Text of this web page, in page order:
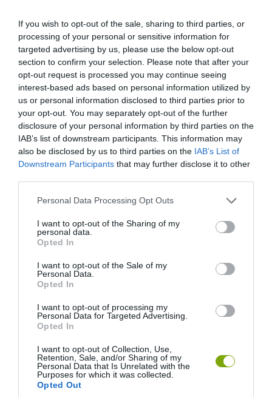
If you wish to opt-out of the sale, sharing to third parties, or
processing of your personal or sensitive information for
targeted advertising by us, please use the below opt-out
section to confirm your selection. Please note that after your
opt-out request is processed you may continue seeing
interest-based ads based on personal information utilized by
us or personal information disclosed to third parties prior to
your opt-out. You may separately opt-out of the further
disclosure of your personal information by third parties on the
IAB’s list of downstream participants. This information may
also be disclosed by us to third parties on the IAB’s List of
Downstream Participants that may further disclose it to other
Please note that this website/app uses one or more Google
not limited to your visit or usage behaviour. You may click to
grant or deny consent to Google and its third-party tags to
use your data for below specified purposes in below Google
consent section.
Personal Data Processing Opt Outs
I want to opt-out of the Sharing of my
personal data.
Opted In
I want to opt-out of the Sale of my
Personal Data.
Opted In
I want to opt-out of processing my
Personal Data for Targeted Advertising.
Opted In
I want to opt-out of Collection, Use,
Retention, Sale, and/or Sharing of my
Personal Data that Is Unrelated with the
Purposes for which it was collected.
Opted Out
taradillard.blogspot.com